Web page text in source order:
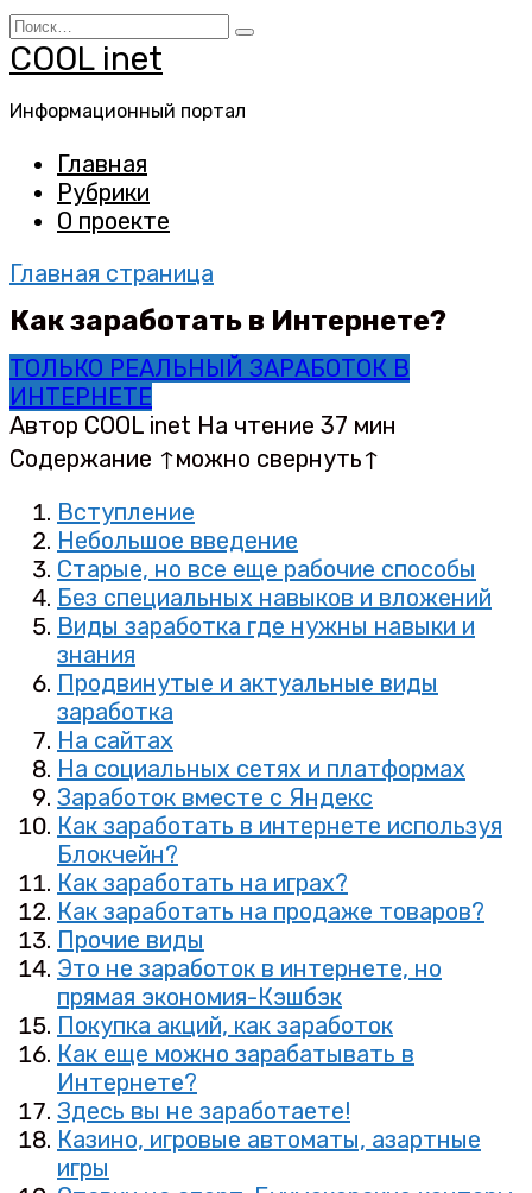
Перейти
к
содержанию
Search
for:
COOL inet
Информационный портал
Главная
Рубрики
О проекте
Главная страница
Как заработать в Интернете?
ТОЛЬКО РЕАЛЬНЫЙ ЗАРАБОТОК В
ИНТЕРНЕТЕ
Автор COOL inet На чтение 37 мин
Содержание ↑можно свернуть↑
Вступление
Небольшое введение
Старые, но все еще рабочие способы
Без специальных навыков и вложений
Виды заработка где нужны навыки и
знания
Продвинутые и актуальные виды
заработка
На сайтах
На социальных сетях и платформах
Заработок вместе с Яндекс
Как заработать в интернете используя
Блокчейн?
Как заработать на играх?
Как заработать на продаже товаров?
Прочие виды
Это не заработок в интернете, но
прямая экономия-Кэшбэк
Покупка акций, как заработок
Как еще можно зарабатывать в
Интернете?
Здесь вы не заработаете!
Казино, игровые автоматы, азартные
игры